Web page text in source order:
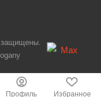
Профиль Избранное
защищены.